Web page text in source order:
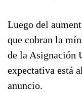
Luego del
que cobran la
de la Asignación
expectativa está
anuncio.